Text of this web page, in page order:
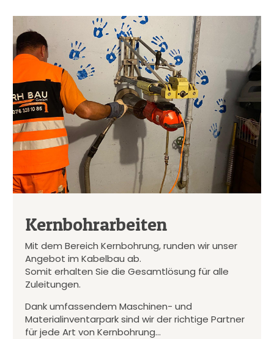
Kernbohrarbeiten
Mit dem Bereich Kernbohrung, runden wir unser
Angebot im Kabelbau ab.
Somit erhalten Sie die Gesamtlösung für alle
Zuleitungen.
Dank umfassendem Maschinen- und
Materialinventarpark sind wir der richtige Partner
für jede Art von Kernbohrung…